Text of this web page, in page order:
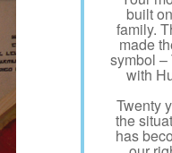
built
family.
made
symbol
with
Twenty
the
has